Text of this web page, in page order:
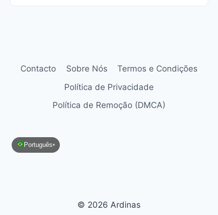
Contacto Sobre Nós
Termos e Condições
Política de Privacidade
Política de Remoção (DMCA)
Português▾
© 2026 Ardinas